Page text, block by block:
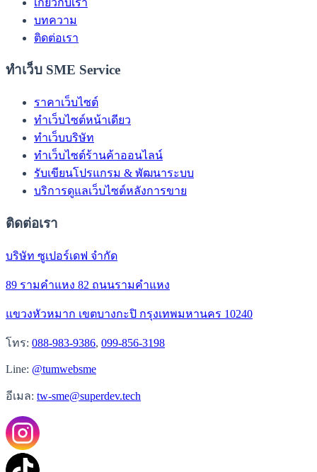
บทความ
ติดต่อเรา
ทำเว็บ SME Service
ราคาเว็บไซต์
ทำเว็บไซต์หน้าเดียว
ทำเว็บบริษัท
ทำเว็บไซต์ร้านค้าออนไลน์
รับเขียนโปรแกรม & พัฒนาระบบ
บริการดูแลเว็บไซต์หลังการขาย
ติดต่อเรา
บริษัท ซูเปอร์เดฟ จำกัด
89 รามคำแหง 82 ถนนรามคำแหง
แขวงหัวหมาก เขตบางกะปิ กรุงเทพมหานคร 10240
โทร: 088-983-9386, 099-856-3198
Line: @tumwebsme
อีเมล: tw-sme@superdev.tech